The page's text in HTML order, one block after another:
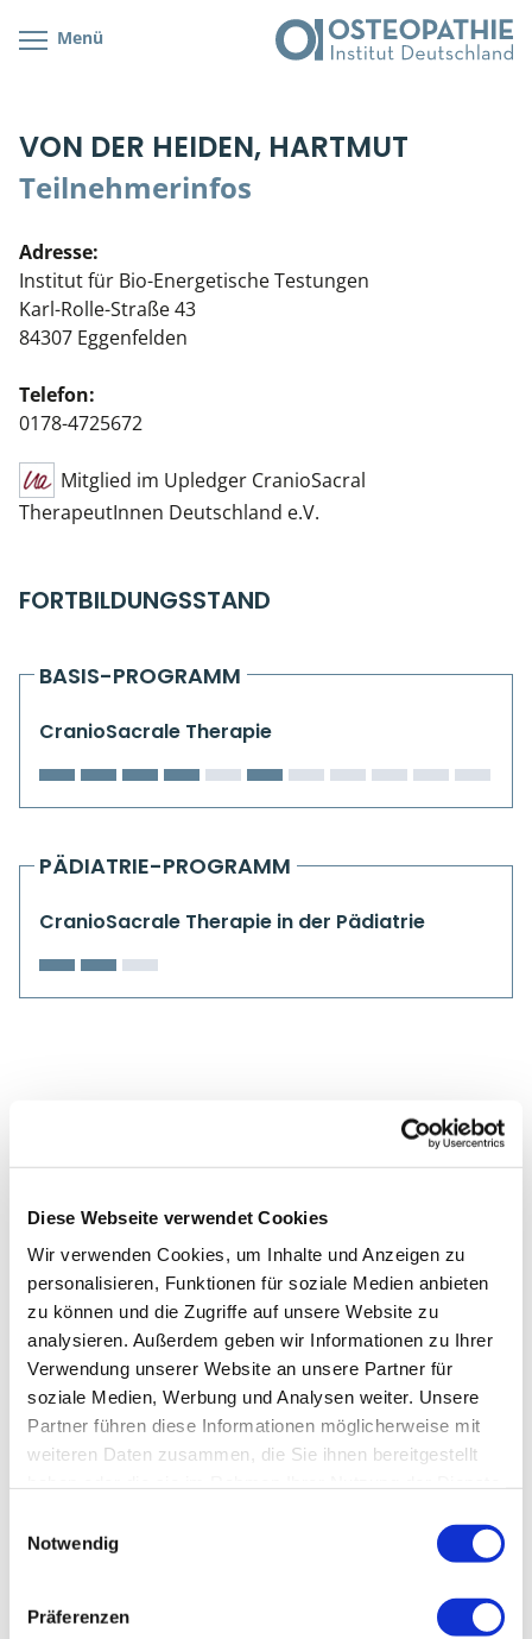
Diese Webseite verwendet Cookies
Wir verwenden Cookies, um Inhalte und Anzeigen zu
personalisieren, Funktionen für soziale Medien anbieten
zu können und die Zugriffe auf unsere Website zu
analysieren. Außerdem geben wir Informationen zu Ihrer
Verwendung unserer Website an unsere Partner für
soziale Medien, Werbung und Analysen weiter. Unsere
Partner führen diese Informationen möglicherweise mit
weiteren Daten zusammen, die Sie ihnen bereitgestellt
Notwendig
Präferenzen
Menü
VON DER HEIDEN, HARTMUT
Teilnehmerinfos
Adresse:
Institut für Bio-Energetische Testungen
Karl-Rolle-Straße 43
84307 Eggenfelden
Telefon:
0178-4725672
Mitglied im Upledger CranioSacral
TherapeutInnen Deutschland e.V.
FORTBILDUNGSSTAND
BASIS-PROGRAMM
CranioSacrale Therapie
PÄDIATRIE-PROGRAMM
CranioSacrale Therapie in der Pädiatrie
Cranial/Neurale Osteopathie
Parietale Osteopathie
Viszerale Osteopathie
Klinische & Praktische Kurse
Live Online-Kurse
Postgraduate- & Spezialkurse
CranioSacrale Ausbildung
Kursorte mit Kursangeboten
Bonus-Programm
Veranstaltungsticket DB
Wissenswertes
Teilnehmerliste
Stellenbörse
Soziales Engagement